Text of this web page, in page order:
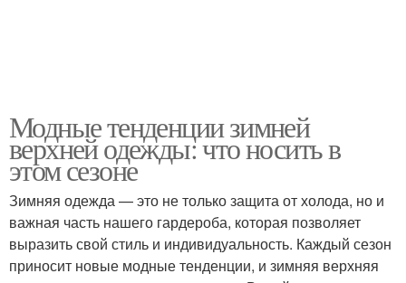
Модные тенденции зимней
верхней одежды: что носить в
этом сезоне
Зимняя одежда — это не только защита от холода, но и
важная часть нашего гардероба, которая позволяет
выразить свой стиль и индивидуальность. Каждый сезон
приносит новые модные тенденции, и зимняя верхняя